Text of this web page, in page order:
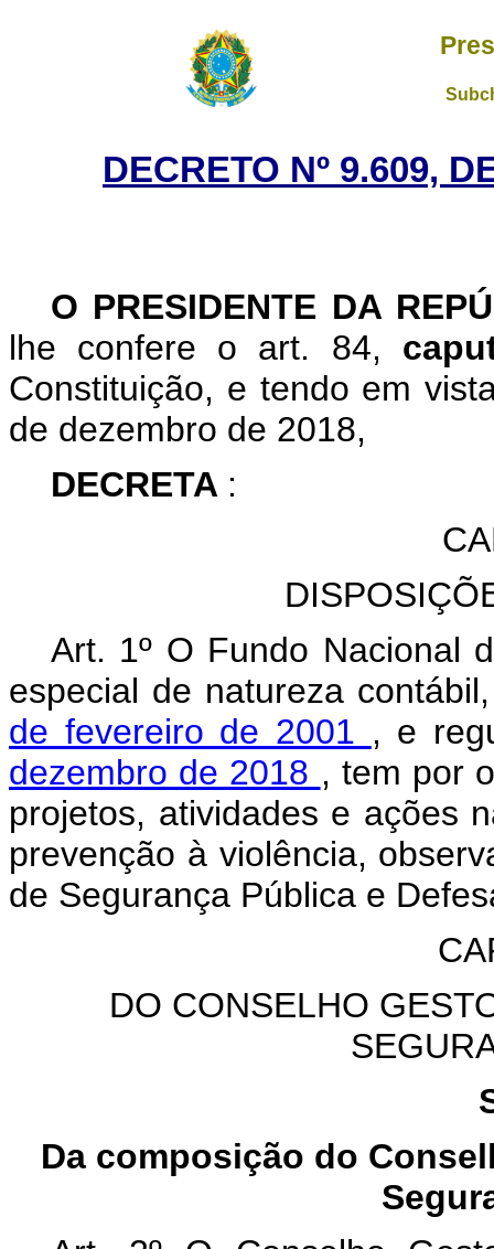
DECRETO Nº 9.609,
O PRESIDENTE DA
lhe confere o art. 84,
Constituição, e tendo em
de dezembro de 2018,
DECRETA :
Art. 1º O Fundo Nacional
especial de natureza
de fevereiro de 2001 , e
dezembro de 2018 , tem por
projetos, atividades e ações
prevenção à violência,
de Segurança Pública e
DO CONSELHO
Da composição do